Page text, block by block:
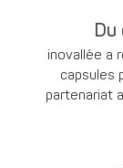
Du
inovallée a
capsules
partenariat